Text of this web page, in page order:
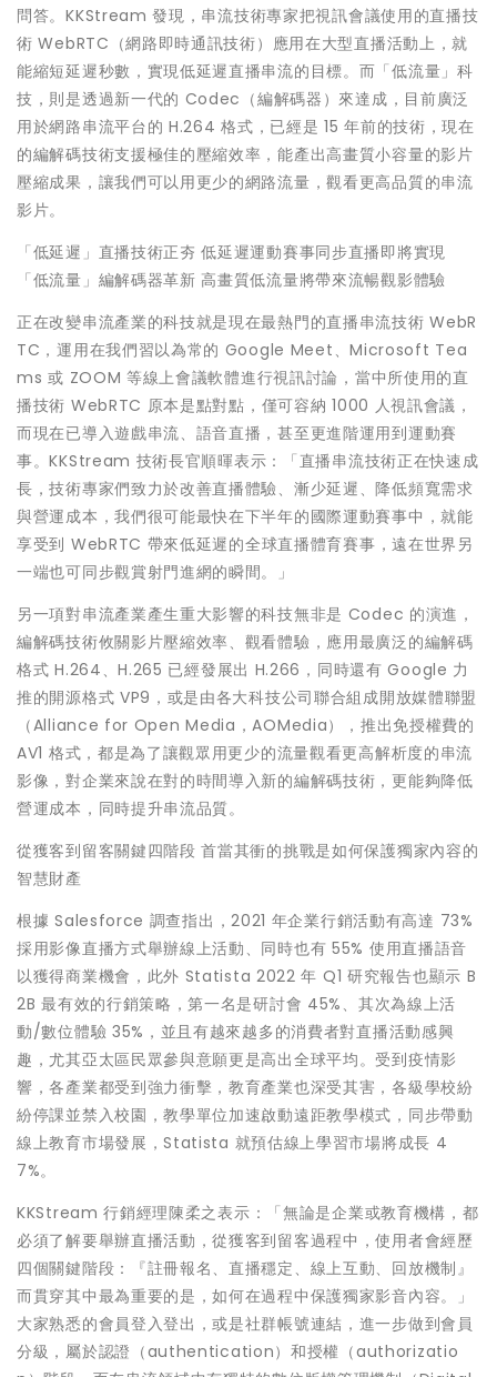
問答。KKStream 發現，串流技術專家把視訊會議使用的直播技
術 WebRTC（網路即時通訊技術）應用在大型直播活動上，就
能縮短延遲秒數，實現低延遲直播串流的目標。而「低流量」科
技，則是透過新一代的 Codec（編解碼器）來達成，目前廣泛
用於網路串流平台的 H.264 格式，已經是 15 年前的技術，現在
的編解碼技術支援極佳的壓縮效率，能產出高畫質小容量的影片
壓縮成果，讓我們可以用更少的網路流量，觀看更高品質的串流
影片。
「低延遲」直播技術正夯 低延遲運動賽事同步直播即將實現
「低流量」編解碼器革新 高畫質低流量將帶來流暢觀影體驗
正在改變串流產業的科技就是現在最熱門的直播串流技術 WebR
TC，運用在我們習以為常的 Google Meet、Microsoft Tea
ms 或 ZOOM 等線上會議軟體進行視訊討論，當中所使用的直
播技術 WebRTC 原本是點對點，僅可容納 1000 人視訊會議，
而現在已導入遊戲串流、語音直播，甚至更進階運用到運動賽
事。KKStream 技術長官順暉表示：「直播串流技術正在快速成
長，技術專家們致力於改善直播體驗、漸少延遲、降低頻寬需求
與營運成本，我們很可能最快在下半年的國際運動賽事中，就能
享受到 WebRTC 帶來低延遲的全球直播體育賽事，遠在世界另
一端也可同步觀賞射門進網的瞬間。」
另一項對串流產業產生重大影響的科技無非是 Codec 的演進，
編解碼技術攸關影片壓縮效率、觀看體驗，應用最廣泛的編解碼
格式 H.264、H.265 已經發展出 H.266，同時還有 Google 力
推的開源格式 VP9，或是由各大科技公司聯合組成開放媒體聯盟
（Alliance for Open Media，AOMedia），推出免授權費的
AV1 格式，都是為了讓觀眾用更少的流量觀看更高解析度的串流
影像，對企業來說在對的時間導入新的編解碼技術，更能夠降低
營運成本，同時提升串流品質。
從獲客到留客關鍵四階段 首當其衝的挑戰是如何保護獨家內容的
智慧財產
根據 Salesforce 調查指出，2021 年企業行銷活動有高達 73%
採用影像直播方式舉辦線上活動、同時也有 55% 使用直播語音
以獲得商業機會，此外 Statista 2022 年 Q1 研究報告也顯示 B
2B 最有效的行銷策略，第一名是研討會 45%、其次為線上活
動/數位體驗 35%，並且有越來越多的消費者對直播活動感興
趣，尤其亞太區民眾參與意願更是高出全球平均。受到疫情影
響，各產業都受到強力衝擊，教育產業也深受其害，各級學校紛
紛停課並禁入校園，教學單位加速啟動遠距教學模式，同步帶動
線上教育市場發展，Statista 就預估線上學習市場將成長 4
7%。
KKStream 行銷經理陳柔之表示：「無論是企業或教育機構，都
必須了解要舉辦直播活動，從獲客到留客過程中，使用者會經歷
四個關鍵階段：『註冊報名、直播穩定、線上互動、回放機制』
而貫穿其中最為重要的是，如何在過程中保護獨家影音內容。」
大家熟悉的會員登入登出，或是社群帳號連結，進一步做到會員
分級，屬於認證（authentication）和授權（authorizatio